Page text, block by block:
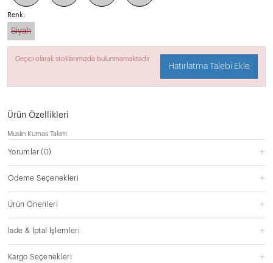
Renk:
Siyah
Geçici olarak stoklarımızda bulunmamaktadır.
Hatırlatma Talebi Ekle
Ürün Özellikleri
Muslın Kumas Takım
Yorumlar(0)
Ödeme Seçenekleri
Ürün Önerileri
İade & İptal İşlemleri
Kargo Seçenekleri